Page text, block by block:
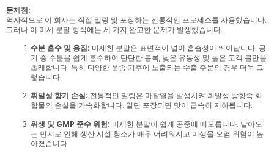
문제점:
역사적으로 이 회사는 직접 밀링 및 포장하는 전통적인 프로세스를 사용했습니다.
그러나 이 미세 분말 형식에는 세 가지 완고한 문제가 발생했습니다.
수분 흡수 및 응집: 미세한 분말은 표면적이 넓어 흡습성이 뛰어납니다. 공
기 중 수분을 쉽게 흡수하여 단단한 블록, 낮은 유동성 및 높은 고객 불만을
초래합니다. 특히 다양한 운송 기후에 노출되는 수출 주문의 경우 더욱 그
렇습니다.
휘발성 향기 손실: 전통적인 밀링은 마찰열을 발생시켜 휘발성 방향족 화
합물의 손실을 가속화합니다. 일단 포장되면 맛이 급속히 저하됩니다.
위생 및 GMP 준수 위험: 미세한 분말이 쉽게 공중에 떠오릅니다. 날아오
는 먼지로 인해 생산 시설 청소가 매우 어려워지고 미생물 오염 위험이 높
아졌습니다.